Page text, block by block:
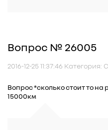
Вопрос № 26005
2016-12-25 11:37:46 Категория:
Вопрос *сколько стоит то
15000км